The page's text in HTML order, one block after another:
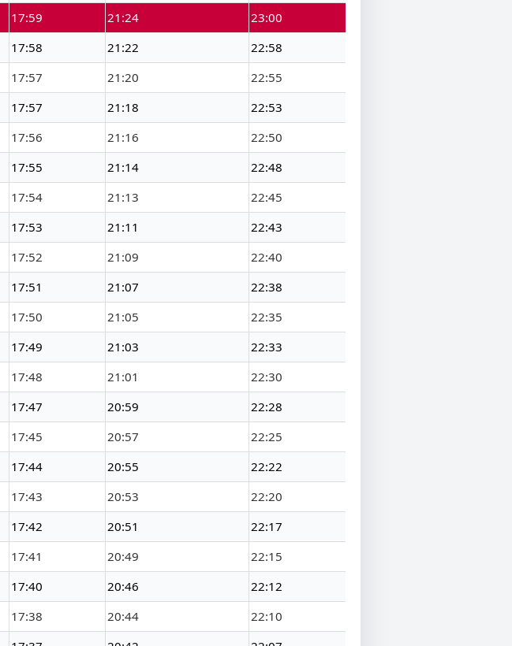
17:59 21:24
23:00
17:58 21:22
22:58
17:57 21:20
22:55
17:57 21:18
22:53
17:56 21:16
22:50
17:55 21:14
22:48
17:54 21:13
22:45
17:53 21:11
22:43
17:52 21:09
22:40
17:51 21:07
22:38
17:50 21:05
22:35
17:49 21:03
22:33
17:48 21:01
22:30
17:47 20:59
22:28
17:45 20:57
22:25
17:44 20:55
22:22
17:43 20:53
22:20
17:42 20:51
22:17
17:41 20:49
22:15
17:40 20:46
22:12
17:38 20:44
22:10